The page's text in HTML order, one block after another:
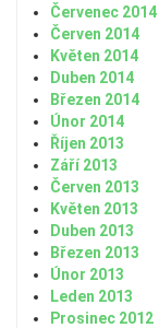
Červenec 2014
Červen 2014
Květen 2014
Duben 2014
Březen 2014
Únor 2014
Říjen 2013
Září 2013
Červen 2013
Květen 2013
Duben 2013
Březen 2013
Únor 2013
Leden 2013
Prosinec 2012